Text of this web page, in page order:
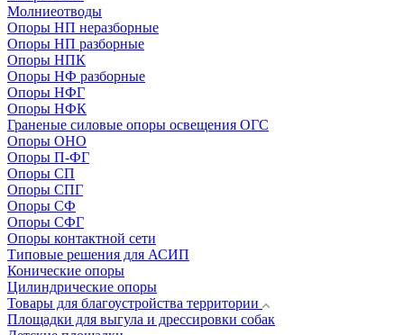
Молниеотводы
Опоры НП неразборные
Опоры НП разборные
Опоры НПК
Опоры НФ разборные
Опоры НФГ
Опоры НФК
Граненые силовые опоры освещения ОГС
Опоры ОНО
Опоры П-ФГ
Опоры СП
Опоры СПГ
Опоры СФ
Опоры СФГ
Опоры контактной сети
Типовые решения для АСИП
Конические опоры
Цилиндрические опоры
Товары для благоустройства территории
Площадки для выгула и дрессировки собак